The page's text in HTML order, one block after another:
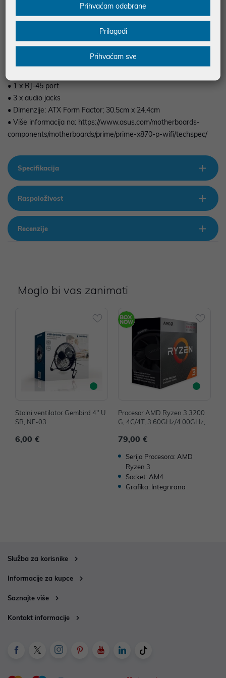
• 1 x RJ-45 port
• 3 x audio jacks
• Dimenzije: ATX Form Factor; 30.5cm x 24.4cm
• Više informacija na: https://www.asus.com/motherboards-
components/motherboards/prime/prime-x870-p-wifi/techspec/
Specifikacija
Raspoloživost
Recenzije
Moglo bi vas zanimati
Stolni ventilator Gembird 4" U
SB, NF-03
6,00 €
Procesor AMD Ryzen 3 3200
G, 4C/4T, 3.60GHz/4.00GHz, 4
HBOX
79,00 €
Serija Procesora: AMD
Ryzen 3
Socket: AM4
Grafika: Integrirana
Služba za korisnike
Informacije za kupce
Saznajte više
Kontakt informacije
Prihvaćam odabrane
Prilagodi
Prihvaćam sve